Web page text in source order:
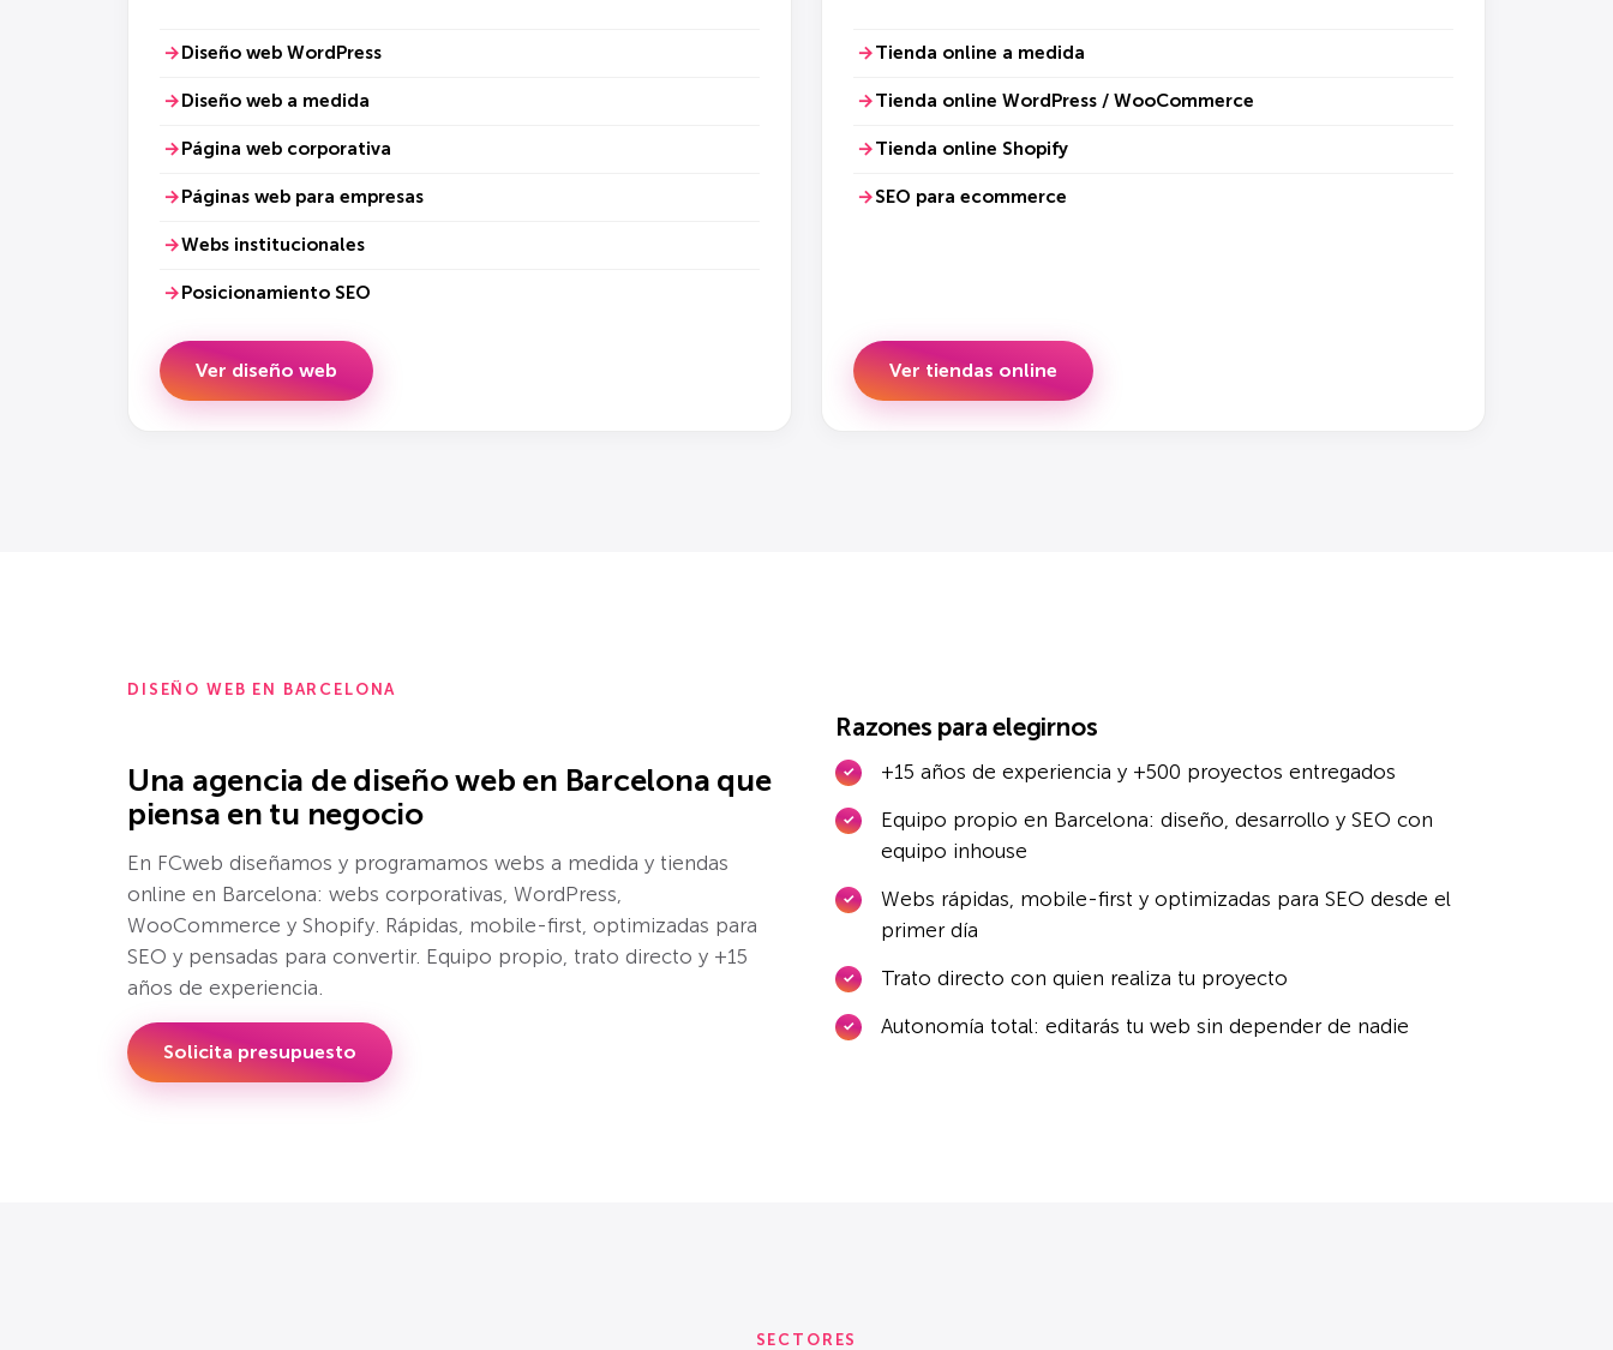
Diseño web WordPress
Diseño web a medida
Página web corporativa
Páginas web para empresas
Webs institucionales
Posicionamiento SEO
Ver diseño web
Tienda online a medida
Tienda online WordPress / WooCommerce
Tienda online Shopify
SEO para ecommerce
Ver tiendas online
DISEÑO WEB EN BARCELONA
Una agencia de diseño web en Barcelona que
piensa en tu negocio
En FCweb diseñamos y programamos webs a medida y tiendas
online en Barcelona: webs corporativas, WordPress,
WooCommerce y Shopify. Rápidas, mobile-first, optimizadas para
SEO y pensadas para convertir. Equipo propio, trato directo y +15
años de experiencia.
Solicita presupuesto
Razones para elegirnos
+15 años de experiencia y +500 proyectos entregados
Equipo propio en Barcelona: diseño, desarrollo y SEO con
equipo inhouse
Webs rápidas, mobile-first y optimizadas para SEO desde el
primer día
Trato directo con quien realiza tu proyecto
Autonomía total: editarás tu web sin depender de nadie
SECTORES